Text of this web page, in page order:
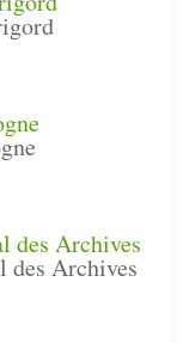
des Archives